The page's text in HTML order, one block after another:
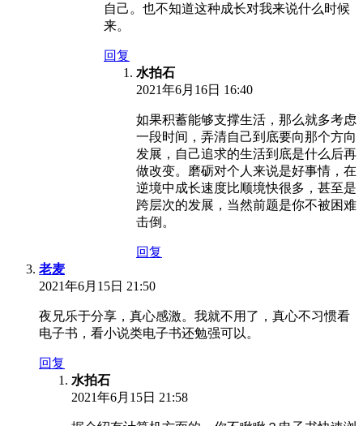
自己。也不知道这种成长对我来说什么时候
来。
回复
水拍石
2021年6月16日 16:40
如果积蓄能够支撑生活，那么就多考虑
一段时间，弄清自己到底要向那个方向
发展，自己追求的生活到底是什么后再
做改变。磨砺对个人来说是好事情，在
逆境中成长速度比顺境快很多，甚至是
跨层次的发展，当然前题是你不被困难
击倒。
回复
老麦
2021年6月15日 21:50
夜兄乐于分享，真心感激。我就不用了，真心不习惯看
电子书，看小说类电子书还勉强可以。
回复
水拍石
2021年6月15日 21:58